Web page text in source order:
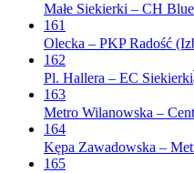
Małe Siekierki – CH
161
Olecka – PKP Radość
162
Pl. Hallera – EC Siekierki
163
Metro Wilanowska –
164
Kępa Zawadowska –
165